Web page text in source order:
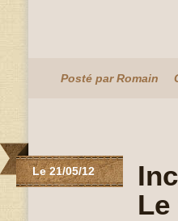
Posté par Romain
Le 21/05/12